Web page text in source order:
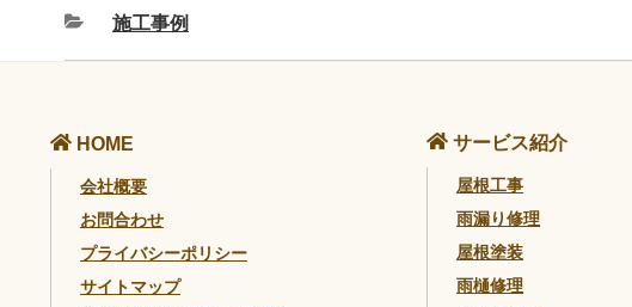
施工事例
HOME
会社概要
お問合わせ
プライバシーポリシー
サイトマップ
サービス紹介
屋根工事
雨漏り修理
屋根塗装
雨樋修理